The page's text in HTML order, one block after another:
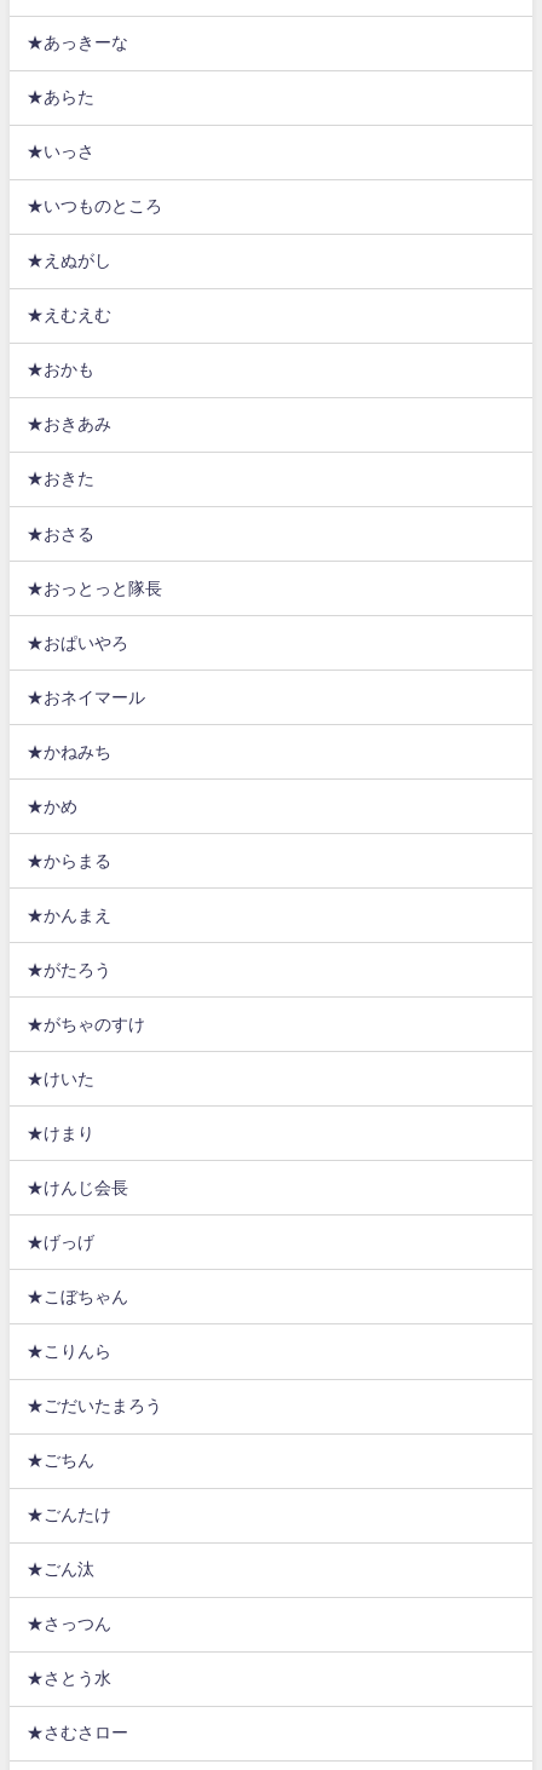
★あっきーな
★あらた
★いっさ
★いつものところ
★えぬがし
★えむえむ
★おかも
★おきあみ
★おきた
★おさる
★おっとっと隊長
★おぱいやろ
★おネイマール
★かねみち
★かめ
★からまる
★かんまえ
★がたろう
★がちゃのすけ
★けいた
★けまり
★けんじ会長
★げっげ
★こぼちゃん
★こりんら
★ごだいたまろう
★ごちん
★ごんたけ
★ごん汰
★さっつん
★さとう水
★さむさロー